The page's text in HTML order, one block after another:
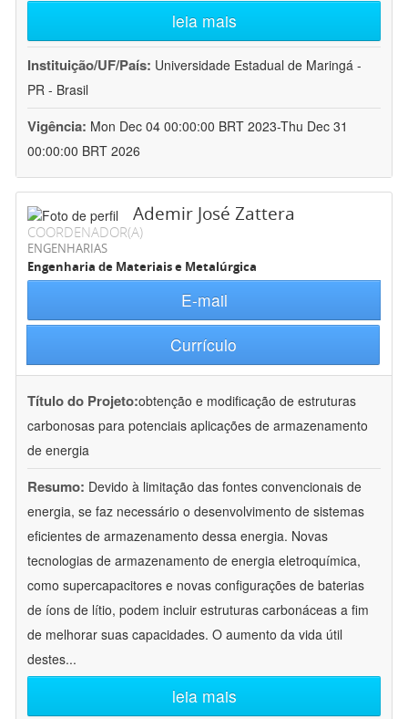
leia mais
Instituição/UF/País: Universidade Estadual de Maringá -
PR - Brasil
Vigência: Mon Dec 04 00:00:00 BRT 2023-Thu Dec 31
00:00:00 BRT 2026
Ademir José Zattera
COORDENADOR(A)
ENGENHARIAS
Engenharia de Materiais e Metalúrgica
E-mail
Currículo
Título do Projeto:obtenção e modificação de estruturas
carbonosas para potenciais aplicações de armazenamento
de energia
Resumo: Devido à limitação das fontes convencionais de
energia, se faz necessário o desenvolvimento de sistemas
eficientes de armazenamento dessa energia. Novas
tecnologias de armazenamento de energia eletroquímica,
como supercapacitores e novas configurações de baterias
de íons de lítio, podem incluir estruturas carbonáceas a fim
de melhorar suas capacidades. O aumento da vida útil
destes...
leia mais